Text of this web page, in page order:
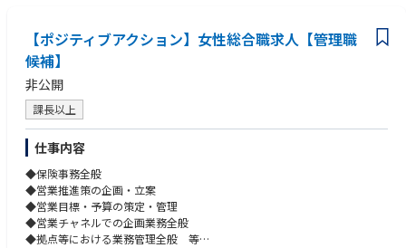
・関連規程や運用フロー、マニュアルの整備・企画・運用
・社内イベントの企画および社内ナレッジ共有の推進
・社屋移転、拠点オフィス構築などの様々なオフィスプロジェクトの経験
がある方
・エンタテインメント/メディア会社、IT企業で総務関連、またはSpace M
anagement業務の経歴をお持ちの方
■求める人物像
・円滑なコミュニケーション能力
・様々な関連部署/外部関係者と協力することができる協力的な思考
・社員、会社双方の目線に立って、社員が活躍できる環境を作るためのマ
インドセット
・新しい業務/問題状況に対する解決力と実行力
【ポジティブアクション】女性総合職求人【管理職
候補】
非公開
課長以上
仕事内容
◆保険事務全般
◆営業推進策の企画・立案
◆営業目標・予算の策定・管理
◆営業チャネルでの企画業務全般
◆拠点等における業務管理全般 等